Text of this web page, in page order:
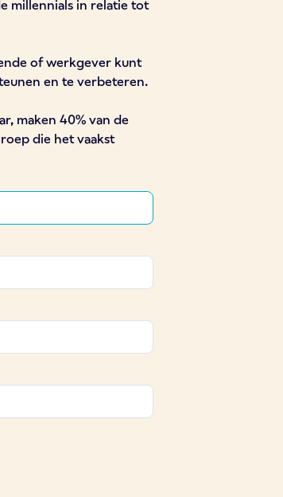
millennials in relatie tot
of werkgever kunt
en te verbeteren.
maken 40% van de
die het vaakst